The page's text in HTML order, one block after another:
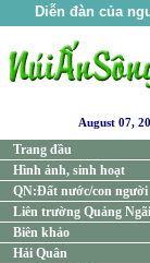
Diễn đàn của
August 07,
Trang đầu
Hình ảnh, sinh hoạt
QN:Đất nước/con người
Liên trường Quảng Ngãi
Biên khảo
Hải Quân